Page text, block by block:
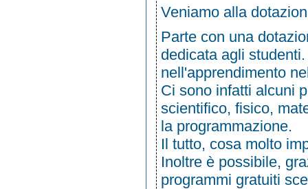
Veniamo alla
Parte con una
dedicata agli
nell'apprendimento
Ci sono infatti alcuni
scientifico, fisico,
la programmazione.
Il tutto, cosa molto
Inoltre è possibile,
programmi gratuiti